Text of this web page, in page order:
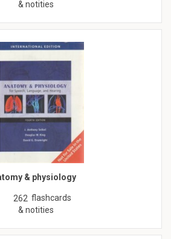
& notities
& physiology
262 flashcards
& notities